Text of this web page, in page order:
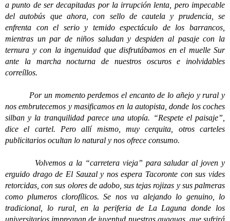
a punto de ser decapitadas por la irrupción lenta, pero impecable
del autobús que ahora, con sello de cautela y prudencia, se
enfrenta con el serio y temido espectáculo de los barrancos,
mientras un par de niños saludan y despiden al pasaje con la
ternura y con la ingenuidad que disfrutábamos en el muelle Sur
ante la marcha nocturna de nuestros oscuros e inolvidables
correíllos.
Por un momento perdemos el encanto de lo añejo y rural y
nos embrutecemos y masificamos en la autopista, donde los coches
silban y la tranquilidad parece una utopía. “Respete el paisaje”,
dice el cartel. Pero allí mismo, muy cerquita, otros carteles
publicitarios ocultan lo natural y nos ofrece consumo.
Volvemos a la “carretera vieja” para saludar al joven y
erguido drago de El Sauzal y nos espera Tacoronte con sus vides
retorcidas, con sus olores de adobo, sus tejas rojizas y sus palmeras
como plumeros clorofílicos. Se nos va alejando lo genuino, lo
tradicional, lo rural, en la periferia de La Laguna donde los
universitarios impregnan de juventud nuestras guaguas, que sufrirá